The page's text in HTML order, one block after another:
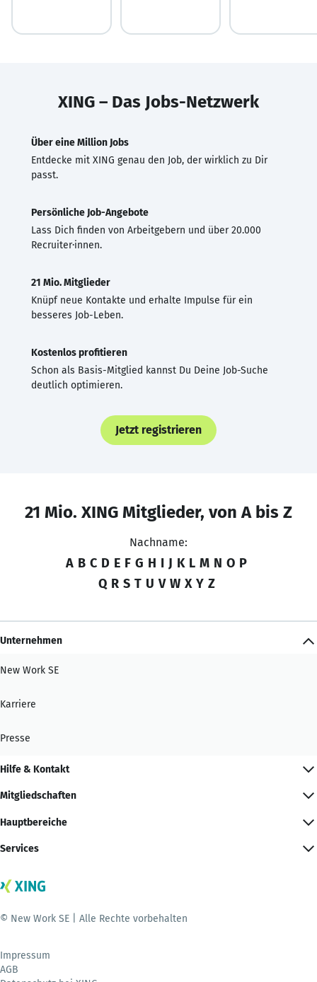
XING – Das Jobs-Netzwerk
Über eine Million Jobs
Entdecke mit XING genau den Job, der wirklich zu Dir
passt.
Persönliche Job-Angebote
Lass Dich finden von Arbeitgebern und über 20.000
Recruiter·innen.
21 Mio. Mitglieder
Knüpf neue Kontakte und erhalte Impulse für ein
besseres Job-Leben.
Kostenlos profitieren
Schon als Basis-Mitglied kannst Du Deine Job-Suche
deutlich optimieren.
Jetzt registrieren
21 Mio. XING Mitglieder, von A bis Z
Nachname:
A B C D E F G H I J K L M N O P
Q R S T U V W X Y Z
Unternehmen
New Work SE
Karriere
Presse
Hilfe & Kontakt
Mitgliedschaften
Hauptbereiche
Services
© New Work SE | Alle Rechte vorbehalten
Impressum
AGB